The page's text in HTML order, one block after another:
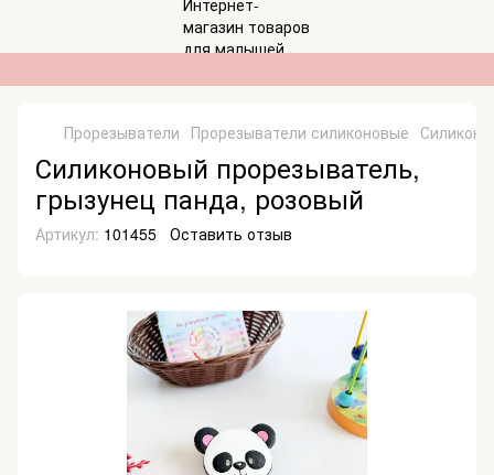
Прорезыватели Прорезыватели силиконовые
Силиконовый прорезыватель,
грызунец панда, розовый
Артикул: 101455 Оставить отзыв